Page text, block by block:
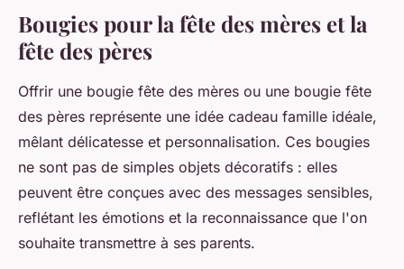
Bougies pour la fête des mères et la
fête des pères
Offrir une bougie fête des mères ou une bougie fête
des pères représente une idée cadeau famille idéale,
mêlant délicatesse et personnalisation. Ces bougies
ne sont pas de simples objets décoratifs : elles
peuvent être conçues avec des messages sensibles,
reflétant les émotions et la reconnaissance que l'on
souhaite transmettre à ses parents.